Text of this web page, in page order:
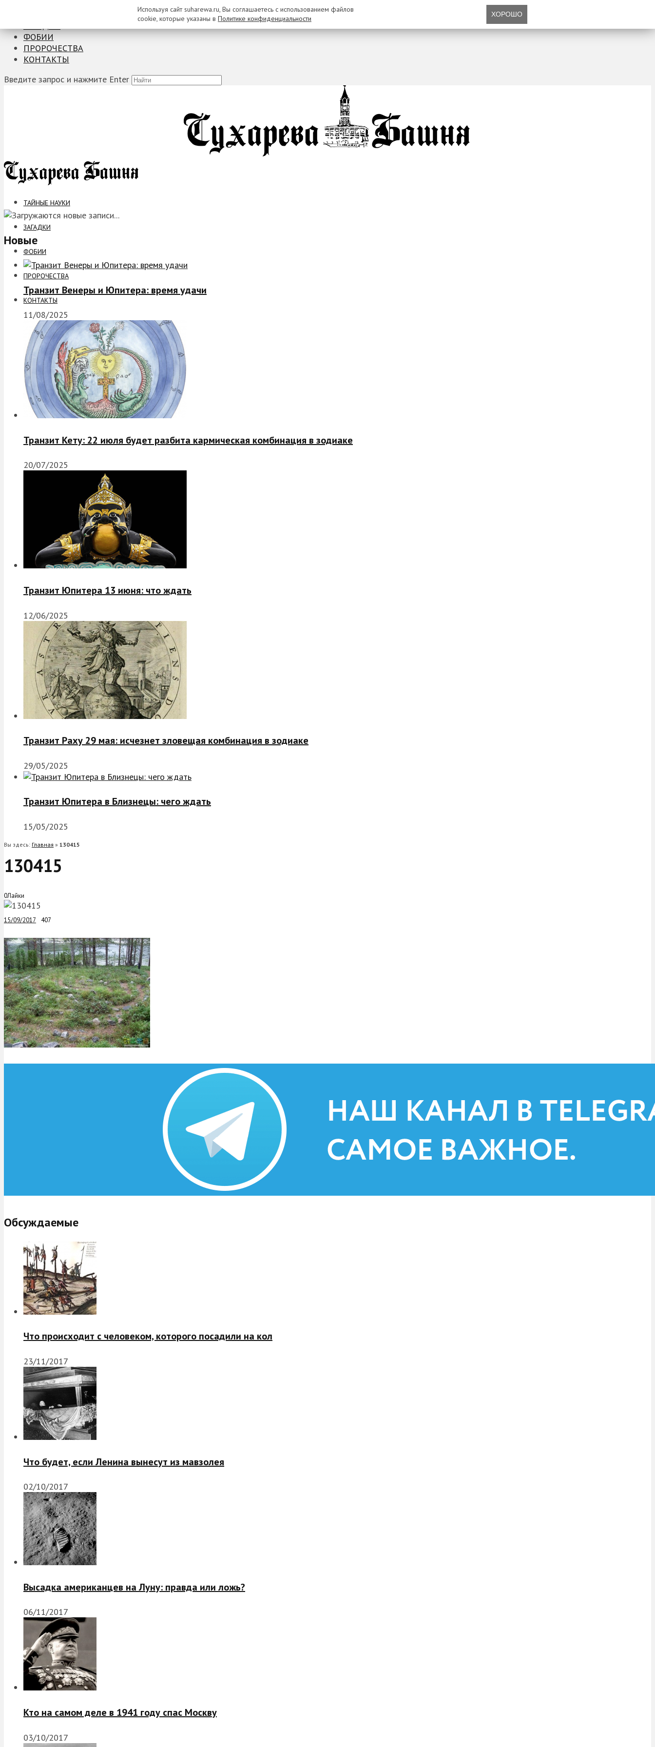
ФОБИИ
ПРОРОЧЕСТВА
КОНТАКТЫ
Введите запрос и нажмите Enter
ТАЙНЫЕ НАУКИ
ЗАГАДКИ
ФОБИИ
ПРОРОЧЕСТВА
КОНТАКТЫ
Новые
Транзит Венеры и Юпитера: время удачи
11/08/2025
Транзит Кету: 22 июля будет разбита кармическая комбинация в зодиаке
20/07/2025
Транзит Юпитера 13 июня: что ждать
12/06/2025
Транзит Раху 29 мая: исчезнет зловещая комбинация в зодиаке
29/05/2025
Транзит Юпитера в Близнецы: чего ждать
15/05/2025
Вы здесь: Главная » 130415
130415
0Лайки
15/09/2017 407
Обсуждаемые
Что происходит с человеком, которого посадили на кол
23/11/2017
Что будет, если Ленина вынесут из мавзолея
02/10/2017
Высадка американцев на Луну: правда или ложь?
06/11/2017
Кто на самом деле в 1941 году спас Москву
03/10/2017
Используя сайт suharewa.ru, Вы соглашаетесь с использованием файлов
cookie, которые указаны в Политике конфиденциальности ХОРОШО